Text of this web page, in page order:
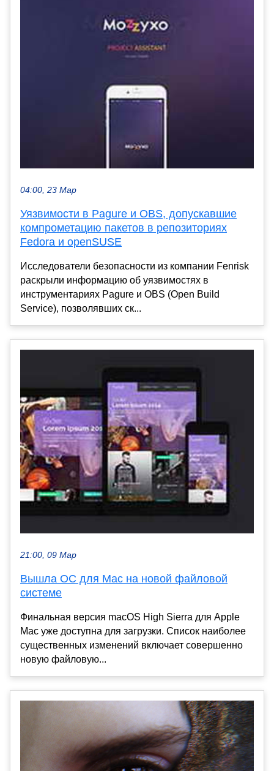
04:00, 23 Мар
Уязвимости в Pagure и OBS, допускавшие
компрометацию пакетов в репозиториях
Fedora и openSUSE
Исследователи безопасности из компании Fenrisk
раскрыли информацию об уязвимостях в
инструментариях Pagure и OBS (Open Build
Service), позволявших ск...
21:00, 09 Мар
Вышла ОС для Mac на новой файловой
системе
Финальная версия macOS High Sierra для Apple
Mac уже доступна для загрузки. Список наиболее
существенных изменений включает совершенно
новую файловую...